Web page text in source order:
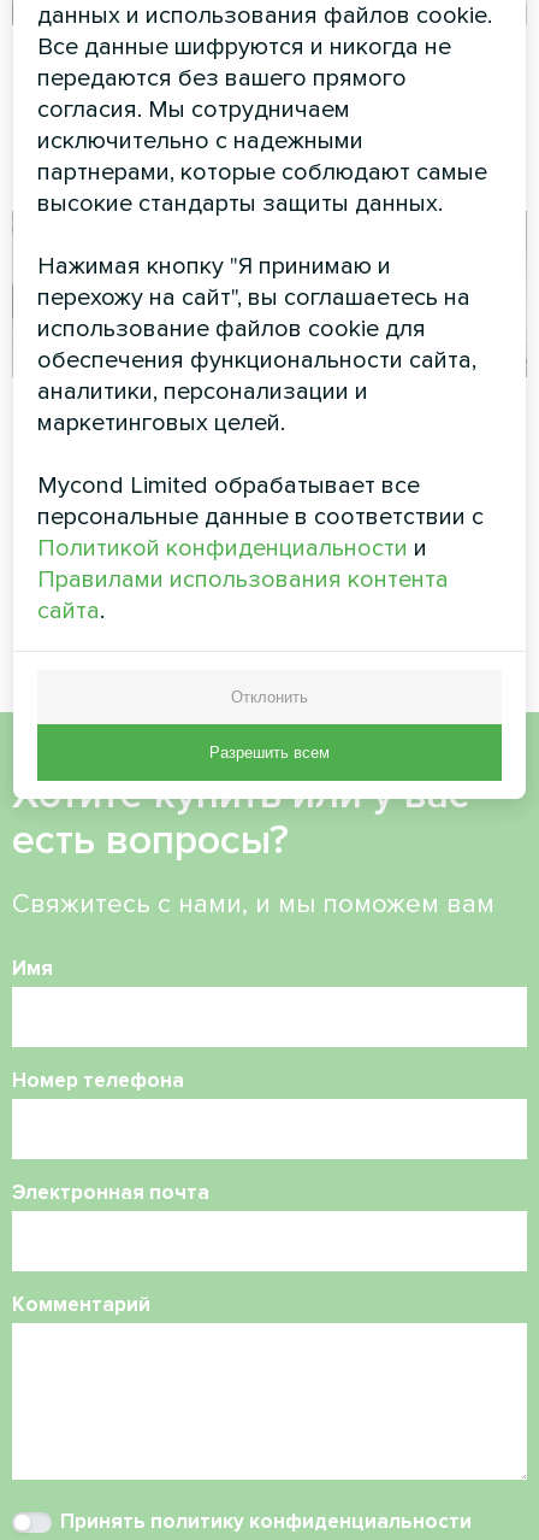
Плавательный
бассейн
Модульный тепловой насос
серии MCU
Кафе
Сплит-тепловой насос Artic
Коттедж
Home серии Smart
Автозаправочная
тепловыми
насосами Mycond
Split серии BeeHeat
Тепловые насосы MyCond
Хотите купить или у вас
есть вопросы?
Свяжитесь с нами, и мы поможем вам
Имя
Номер телефона
Электронная почта
Комментарий
Принять политику конфиденциальности
данных и использования файлов cookie.
Все данные шифруются и никогда не
передаются без вашего прямого
согласия. Мы сотрудничаем
исключительно с надежными
партнерами, которые соблюдают самые
высокие стандарты защиты данных.
Нажимая кнопку "Я принимаю и
перехожу на сайт", вы соглашаетесь на
использование файлов cookie для
обеспечения функциональности сайта,
аналитики, персонализации и
маркетинговых целей.
Mycond Limited обрабатывает все
персональные данные в соответствии с
Политикой конфиденциальности и
Правилами использования контента
сайта.
Отклонить
Разрешить всем